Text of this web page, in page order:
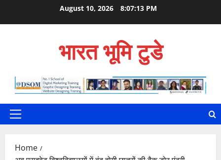
August 10, 2026 8:07:14 PM
भारत भूमि टुडे
Primary
Home